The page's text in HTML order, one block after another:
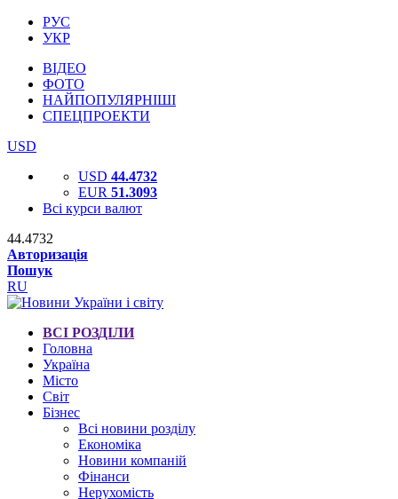
РУС
УКР
ВІДЕО
ФОТО
НАЙПОПУЛЯРНІШІ
СПЕЦПРОЕКТИ
USD
USD 44.4732
EUR 51.3093
Всі курси валют
44.4732
Авторизація
Пошук
RU
ВСІ РОЗДІЛИ
Головна
Україна
Місто
Світ
Бізнес
Всі новини розділу
Економіка
Новини компаній
Фінанси
Нерухомість